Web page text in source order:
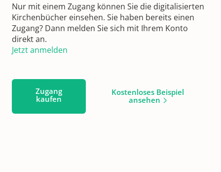
Nur mit einem Zugang können Sie die digitalisierten
Kirchenbücher einsehen. Sie haben bereits einen
Zugang? Dann melden Sie sich mit Ihrem Konto
direkt an.
Jetzt anmelden
Zugang
kaufen
Kostenloses Beispiel
ansehen